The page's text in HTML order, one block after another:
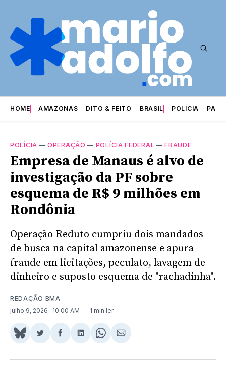
HOME AMAZONAS DITO & FEITO BRASIL POLÍCIA
POLÍCIA —OPERAÇÃO — POLÍCIA FEDERAL —FRAUDE
Empresa de Manaus é alvo de
investigação da PF sobre
esquema de R$ 9 milhões em
Rondônia
Operação Reduto cumpriu dois mandados
de busca na capital amazonense e apura
fraude em licitações, peculato, lavagem de
dinheiro e suposto esquema de "rachadinha".
REDAÇÃO BMA
julho 9, 2026 . 10:00 AM 1 min ler
Share
BlueSky
Compartilhar
Twitter
Compartilhar
Facebook
Compartilhar
LinkedIn
Share
WhatsApp
Compartilhar
Email